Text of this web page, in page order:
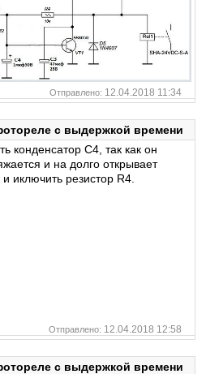
Отправлено: 12.04.2018 11:34
с выдержкой времени
конденсатор С4, так как он
и на долго открывает
и иключить резистор R4.
Отправлено: 12.04.2018 12:58
с выдержкой времени